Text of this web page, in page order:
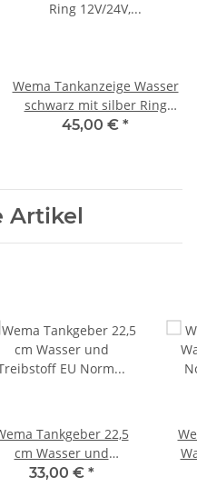
Wema Tankanzeige Wasser
schwarz mit silber Ring
12V/24V, 0-190 Ohm
45,00 € *
Artikel
Tankgeber 22,5
cm Wasser und
Treibstoff EU Norm 0-
33,00 € *